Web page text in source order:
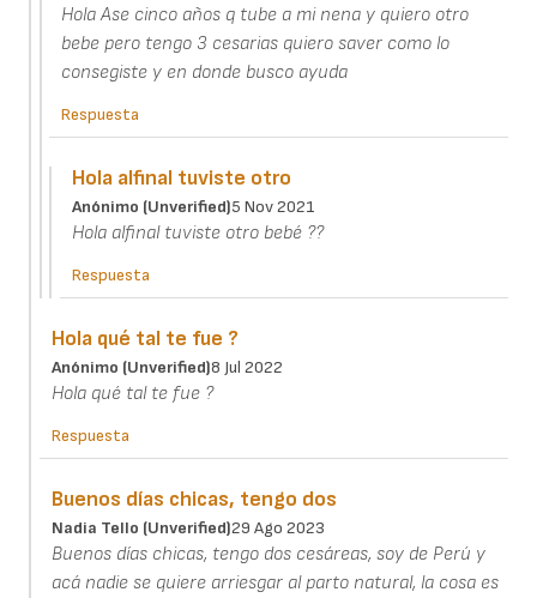
Hola Ase cinco años q tube a mi nena y quiero otro
bebe pero tengo 3 cesarias quiero saver como lo
consegiste y en donde busco ayuda
Respuesta
Hola alfinal tuviste otro
Anónimo (unverified)5 Nov 2021
Hola alfinal tuviste otro bebé ??
Respuesta
Hola qué tal te fue ?
Anónimo (unverified)8 Jul 2022
Hola qué tal te fue ?
Respuesta
Buenos días chicas, tengo dos
Nadia Tello (unverified)29 Ago 2023
Buenos días chicas, tengo dos cesáreas, soy de Perú y
acá nadie se quiere arriesgar al parto natural, la cosa es